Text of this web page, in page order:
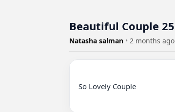
Beautiful Couple 25
Natasha salman • 2 months ago
So Lovely Couple